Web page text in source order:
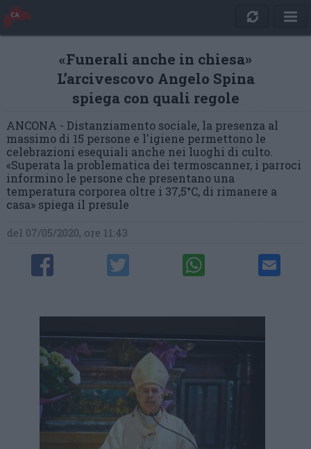
«Funerali anche in chiesa»
L’arcivescovo Angelo Spina
spiega con quali regole
ANCONA - Distanziamento sociale, la presenza al
massimo di 15 persone e l'igiene permettono le
celebrazioni esequiali anche nei luoghi di culto.
«Superata la problematica dei termoscanner, i parroci
informino le persone che presentano una
temperatura corporea oltre i 37,5°C, di rimanere a
casa» spiega il presule
del 07/05/2020, ore 11:43